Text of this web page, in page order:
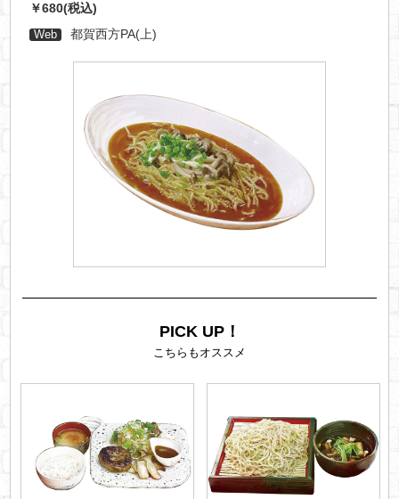
￥680(税込)
Web 都賀西方PA(上)
PICK UP！
こちらもオススメ